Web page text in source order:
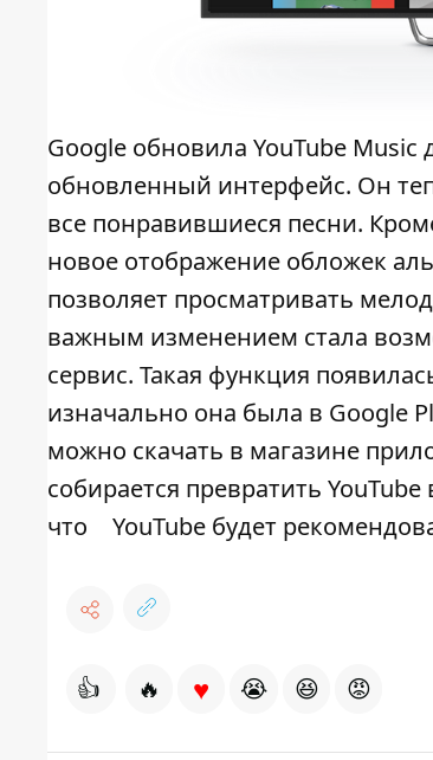
Google обновила YouTube
обновленный интерфейс. Он
все понравившиеся песни.
новое отображение обложек
позволяет просматривать
важным изменением стала
сервис. Такая функция
изначально она была в Google
можно скачать в магазине
собирается превратить
что
YouTube будет
👍 🔥 ♥ 😭 😆 😡